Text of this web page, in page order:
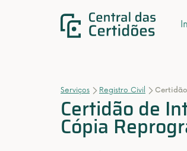
Serviços Registro Civil
Certidão de
Cópia